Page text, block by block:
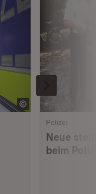
Polizei
Neue
beim